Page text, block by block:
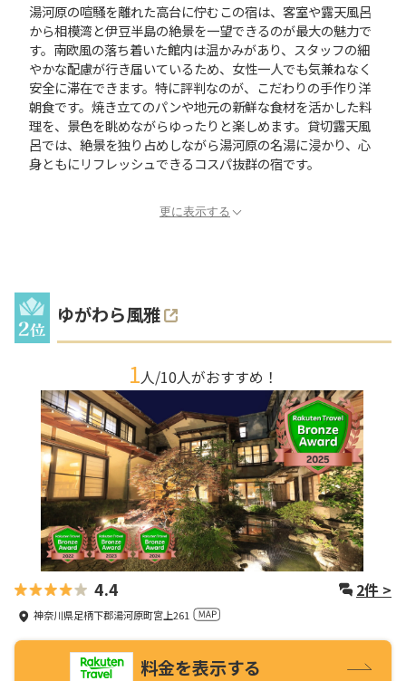
湯河原の喧騒を離れた高台に佇むこの宿は、客室や露天風呂
から相模湾と伊豆半島の絶景を一望できるのが最大の魅力で
す。南欧風の落ち着いた館内は温かみがあり、スタッフの細
やかな配慮が行き届いているため、女性一人でも気兼ねなく
安全に滞在できます。特に評判なのが、こだわりの手作り洋
朝食です。焼き立てのパンや地元の新鮮な食材を活かした料
理を、景色を眺めながらゆったりと楽しめます。貸切露天風
呂では、絶景を独り占めしながら湯河原の名湯に浸かり、心
身ともにリフレッシュできるコスパ抜群の宿です。
更に表示する
ゆがわら風雅
1人/10人がおすすめ！
4.4 2件 >
神奈川県足柄下郡湯河原町宮上261
料金を表示する